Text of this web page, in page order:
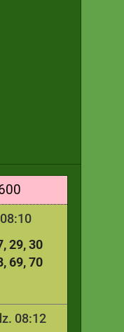
29 30
69 70
08:12